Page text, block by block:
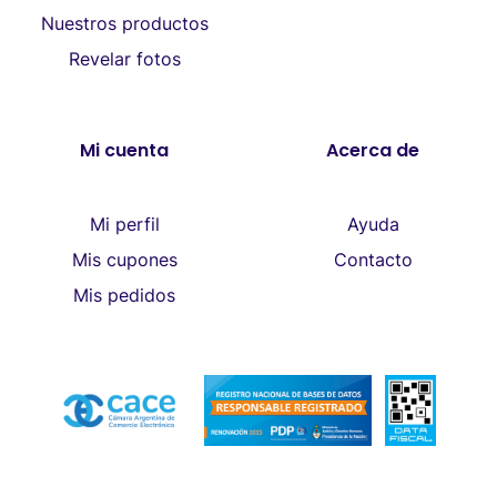
Nuestros productos
Revelar fotos
Mi cuenta
Mi perfil
Mis cupones
Mis pedidos
Acerca de
Ayuda
Contacto